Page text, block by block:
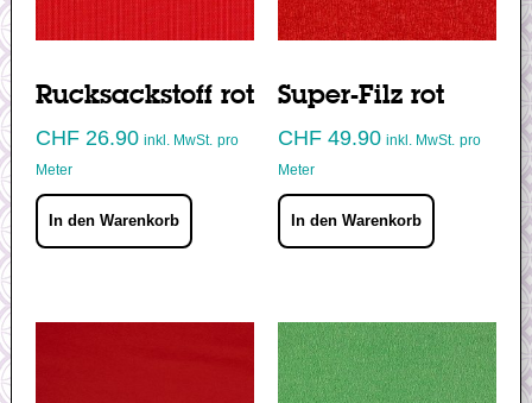
Rucksackstoff rot
CHF26.90 inkl. MwSt. pro
Meter
In den Warenkorb
Super-Filz rot
CHF49.90 inkl. MwSt. pro
Meter
In den Warenkorb